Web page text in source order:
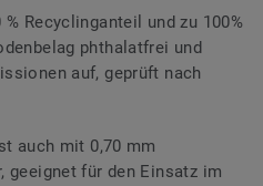
Recyclinganteil und zu 100%
phthalatfrei und
auf, geprüft nach
auch mit 0,70 mm
geeignet für den Einsatz im